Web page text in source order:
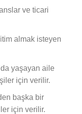
ve ticari
almak isteyen
yaşayan aile
için verilir.
başka bir
için verilir.